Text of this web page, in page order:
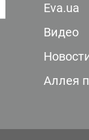
Eva.ua
Видео
Аллея